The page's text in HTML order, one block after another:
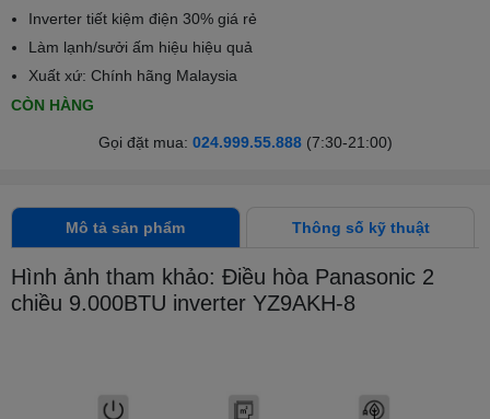
Inverter tiết kiệm điện 30% giá rẻ
Làm lạnh/sưởi ấm hiệu hiệu quả
Xuất xứ: Chính hãng Malaysia
CÒN HÀNG
Gọi đặt mua: 024.999.55.888(7:30-21:00)
Mô tả sản phẩm Thông số kỹ thuật
Hình ảnh tham khảo: Điều hòa Panasonic 2
chiều 9.000BTU inverter YZ9AKH-8